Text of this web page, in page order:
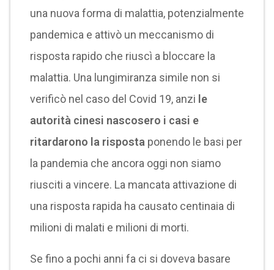
una nuova forma di malattia, potenzialmente
pandemica e attivò un meccanismo di
risposta rapido che riuscì a bloccare la
malattia. Una lungimiranza simile non si
verificò nel caso del Covid 19, anzi le
autorità cinesi nascosero i casi e
ritardarono la risposta ponendo le basi per
la pandemia che ancora oggi non siamo
riusciti a vincere. La mancata attivazione di
una risposta rapida ha causato centinaia di
milioni di malati e milioni di morti.
Se fino a pochi anni fa ci si doveva basare